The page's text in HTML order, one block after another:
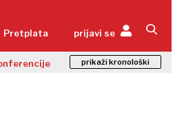
Pretplata prijavi se
prikaži kronološki